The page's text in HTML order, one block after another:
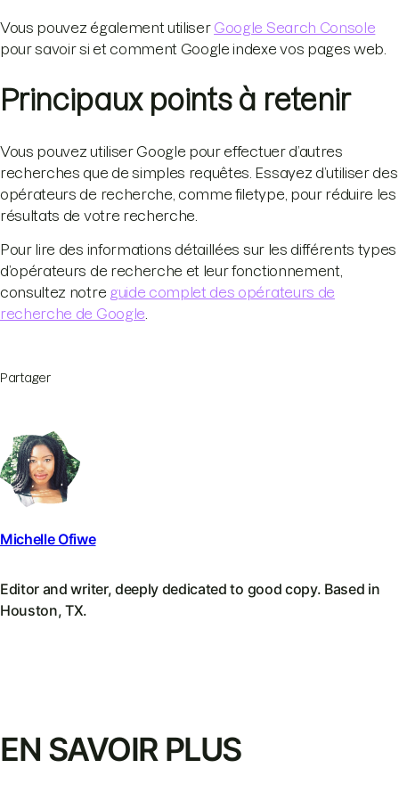
Vous pouvez également utiliser Google Search Console
pour savoir si et comment Google indexe vos pages web.
Principaux points à retenir
Vous pouvez utiliser Google pour effectuer d’autres
recherches que de simples requêtes. Essayez d’utiliser des
opérateurs de recherche, comme filetype, pour réduire les
résultats de votre recherche.
Pour lire des informations détaillées sur les différents types
d’opérateurs de recherche et leur fonctionnement,
consultez notre guide complet des opérateurs de
recherche de Google
Partager
Michelle Ofiwe
Editor and writer, deeply dedicated to good copy. Based in
Houston, TX.
EN SAVOIR PLUS